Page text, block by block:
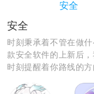
安全
安全
时刻秉承着不管在做
款安全软件的上新后
时刻提醒着你路线的
障吧。